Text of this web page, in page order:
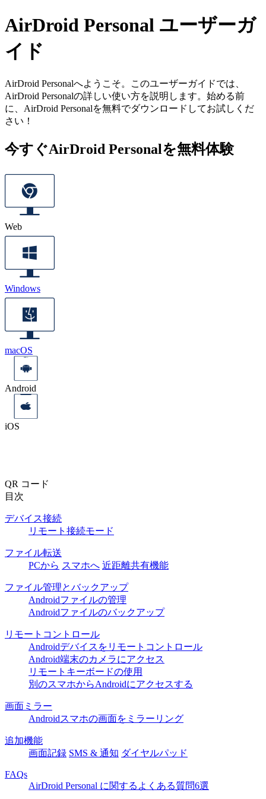
AirDroid Personal ユーザーガ
イド
AirDroid Personalへようこそ。このユーザーガイドでは、
AirDroid Personalの詳しい使い方を説明します。始める前
に、AirDroid Personalを無料でダウンロードしてお試しくだ
さい！
今すぐAirDroid Personalを無料体験
Web
Windows
macOS
Android
iOS
QR コード
目次
デバイス接続
リモート接続モード
ファイル転送
PCから スマホへ 近距離共有機能
ファイル管理とバックアップ
Androidファイルの管理
Androidファイルのバックアップ
リモートコントロール
Androidデバイスをリモートコントロール
Android端末のカメラにアクセス
リモートキーボードの使用
別のスマホからAndroidにアクセスする
画面ミラー
Androidスマホの画面をミラーリング
追加機能
画面記録 SMS & 通知 ダイヤルパッド
FAQs
AirDroid Personal に関するよくある質問6選